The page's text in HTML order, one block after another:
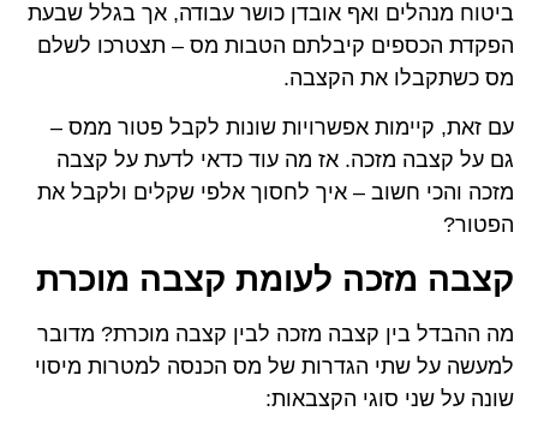
ביטוח מנהלים ואף אובדן כושר עבודה, אך בגלל שבעת
הפקדת הכספים קיבלתם הטבות מס – תצטרכו לשלם
מס כשתקבלו את הקצבה.
עם זאת, קיימות אפשרויות שונות לקבל פטור ממס –
גם על קצבה מזכה. אז מה עוד כדאי לדעת על קצבה
מזכה והכי חשוב – איך לחסוך אלפי שקלים ולקבל את
הפטור?
קצבה מזכה לעומת קצבה מוכרת
מה ההבדל בין קצבה מזכה לבין קצבה מוכרת? מדובר
למעשה על שתי הגדרות של מס הכנסה למטרות מיסוי
שונה על שני סוגי הקצבאות: